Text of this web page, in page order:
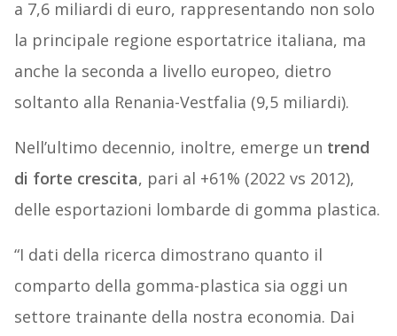
a 7,6 miliardi di euro, rappresentando non solo
la principale regione esportatrice italiana, ma
anche la seconda a livello europeo, dietro
soltanto alla Renania-Vestfalia (9,5 miliardi).
Nell’ultimo decennio, inoltre, emerge un trend
di forte crescita, pari al +61% (2022 vs 2012),
delle esportazioni lombarde di gomma plastica.
“I dati della ricerca dimostrano quanto il
comparto della gomma-plastica sia oggi un
settore trainante della nostra economia. Dai